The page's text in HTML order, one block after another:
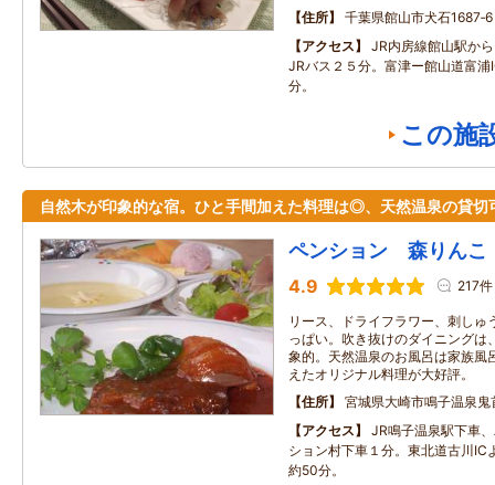
住所
千葉県館山市犬石1687‐6
アクセス
JR内房線館山駅か
JRバス２５分。富津ー館山道富浦
分。
この施
自然木が印象的な宿。ひと手間加えた料理は◎、天然温泉の貸切
ペンション 森りんこ
4.9 217件
リース、ドライフラワー、刺しゅ
っぱい。吹き抜けのダイニングは
象的。天然温泉のお風呂は家族風
えたオリジナル料理が大好評。
住所
宮城県大崎市鳴子温泉
アクセス
JR鳴子温泉駅下車
ション村下車１分。東北道古川IC
約50分。